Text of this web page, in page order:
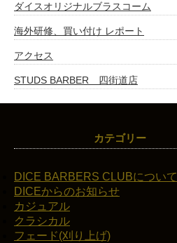
ダイスオリジナルブラスコーム
海外研修、買い付け レポート
アクセス
STUDS BARBER 四街道店
カテゴリー
DICE BARBERS CLUBについて
DICEからのお知らせ
カジュアル
クラシカル
フェード(刈り上げ)